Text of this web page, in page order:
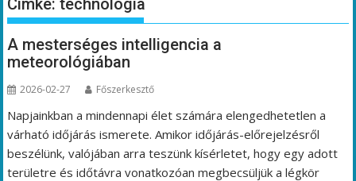
Címke:technológia
A mesterséges intelligencia a
meteorológiában
2026-02-27 Főszerkesztő
Napjainkban a mindennapi élet számára elengedhetetlen a
várható időjárás ismerete. Amikor időjárás-előrejelzésről
beszélünk, valójában arra teszünk kísérletet, hogy egy adott
területre és időtávra vonatkozóan megbecsüljük a légkör